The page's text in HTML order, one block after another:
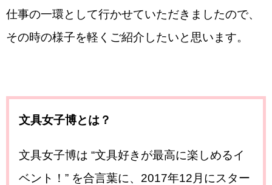
仕事の一環として行かせていただきましたので、
その時の様子を軽くご紹介したいと思います。
文具女子博とは？
文具女子博は “文具好きが最高に楽しめるイ
ベント！” を合言葉に、2017年12月にスター